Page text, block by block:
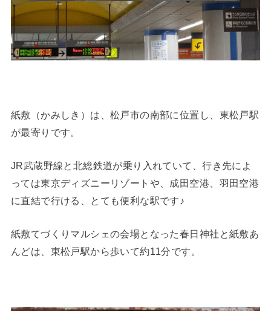
紙敷（かみしき）は、松戸市の南部に位置し、東松戸駅
が最寄りです。
JR武蔵野線と北総鉄道が乗り入れていて、行き先によ
っては東京ディズニーリゾートや、成田空港、羽田空港
に直結で行ける、とても便利な駅です♪
紙敷てづくりマルシェの会場となった春日神社と紙敷あ
んどは、東松戸駅から歩いて約11分です。